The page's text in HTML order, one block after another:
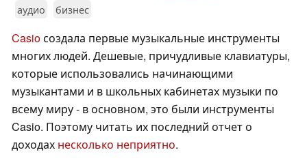
аудио бизнес
Casioсоздала первые музыкальные инструменты
многих людей. Дешевые, причудливые клавиатуры,
которые использовались начинающими
музыкантами и в школьных кабинетах музыки по
всему миру - в основном, это были инструменты
Casio. Поэтому читать их последний отчет о
доходах несколько неприятно.